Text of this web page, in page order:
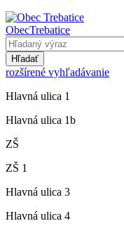
ObecTrebatice
Hľadať
rozšírené vyhľadávanie
Hlavná ulica 1
Hlavná ulica 1b
ZŠ
ZŠ 1
Hlavná ulica 3
Hlavná ulica 4